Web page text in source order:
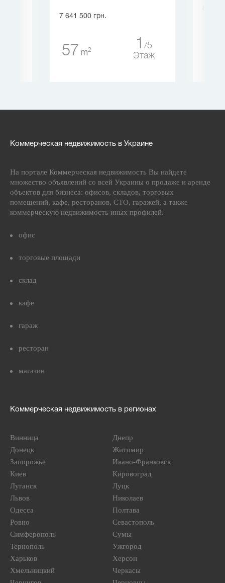
7 641 500 грн.
57 m2 1
5
Этаж
Коммерческая недвижимость в Украине
На портале Коммерческая недвижимость Вы найдете
множество объявлений со всей Украины о продаже и аренде
объектов для бизнеса: офисов, складов, торговых
помещений, кафе, ресторанов, СТО, гаражей, а также
коммерческую недвижимость иных профилей.
офис
торговые площади
склад
кафе
гараж
ресторан
магазин
Коммерческая недвижимость в регионах
Винница
Днепр
Донецк
Житомир
Запорожье
Ивано-Франковск
Киев
Кировоград
Луганск
Луцк
Львов
Николаев
Одесса
Полтава
Ровно
Севастополь
Симферополь
Сумы
Тернополь
Ужгород
Харьков
Херсон
Хмельницкий
Черкасы